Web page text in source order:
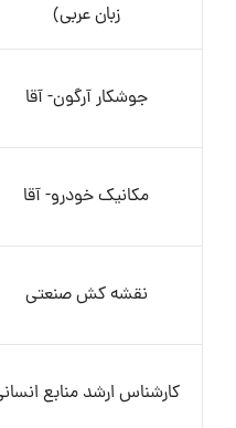
زبان عربی)
جوشکار آرگون- آقا
مکانیک خودرو- آقا
نقشه کش صنعتی
کارشناس ارشد منابع